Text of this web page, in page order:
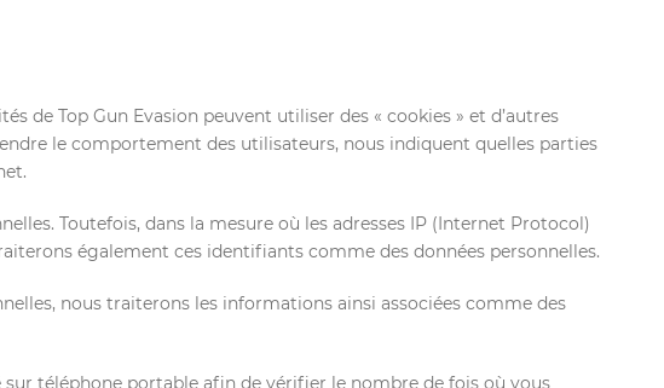
de Top Gun Evasion peuvent utiliser des « cookies » et d’autres
le comportement des utilisateurs, nous indiquent quelles parties
Toutefois, dans la mesure où les adresses IP (Internet Protocol)
également ces identifiants comme des données personnelles.
nous traiterons les informations ainsi associées comme des
téléphone portable afin de vérifier le nombre de fois où vous